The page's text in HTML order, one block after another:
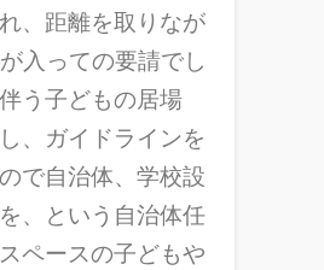
、距離を取りなが
入っての要請でし
う子どもの居場
、ガイドラインを
で自治体、学校設
、という自治体任
ペースの子どもや